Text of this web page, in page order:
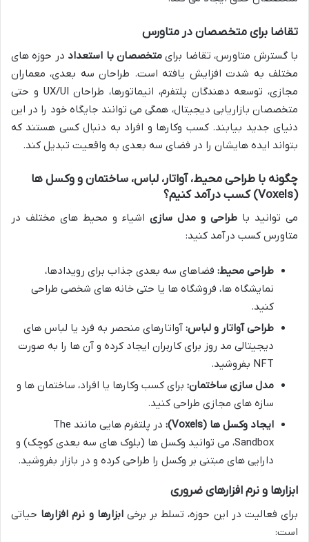
تقاضا برای متخصصان در متاورس
با گسترش متاورس، تقاضا برای متخصصان با استعداد در حوزه های
مختلف به شدت افزایش یافته است. طراحان سه بعدی، معماران
مجازی، توسعه دهندگان پلتفرم، انیماتورها، طراحان UX/UI و حتی
متخصصان بازاریابی دیجیتال، همگی می توانند جایگاه خود را در این
دنیای جدید بیابند. کسب وکارها و افراد به دنبال کسی هستند که
بتواند ایده هایشان را در فضای سه بعدی به واقعیت تبدیل کند.
چگونه با طراحی محیط، آواتار، لباس، ساختمان و وکسل ها
(Voxels) کسب درآمد کنیم؟
می توانید با طراحی و مدل سازی اشیاء و محیط های مختلف در
متاورس کسب درآمد کنید:
طراحی محیط: فضاهای سه بعدی جذاب برای رویدادها،
نمایشگاه ها، فروشگاه ها یا حتی خانه های شخصی طراحی
کنید.
طراحی آواتار و لباس: آواتارهای منحصر به فرد یا لباس های
دیجیتالی مد روز برای کاربران ایجاد کرده و آن ها را به صورت
NFT بفروشید.
مدل سازی ساختمان: برای کسب وکارها یا افراد، ساختمان ها و
سازه های مجازی طراحی کنید.
ایجاد وکسل ها (Voxels):
در پلتفرم هایی مانند The
Sandbox، می توانید وکسل ها (بلوک های سه بعدی کوچک) و
دارایی های مبتنی بر وکسل را طراحی کرده و در بازار بفروشید.
ابزارها و نرم افزارهای ضروری
برای فعالیت در این حوزه، تسلط بر برخیابزارها و نرم افزارها حیاتی
است: